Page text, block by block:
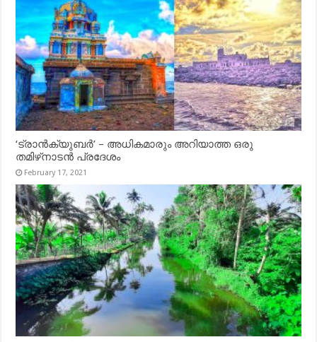
‘ട്രാൻക്യുബർ’ – അധികമാരും അറിയാത്ത ഒരു
തമിഴ്‌നാടൻ പ്രദേശം
February 17, 2021